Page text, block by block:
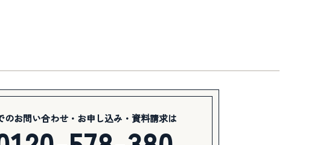
のお問い合わせ・お申し込み・資料請求は